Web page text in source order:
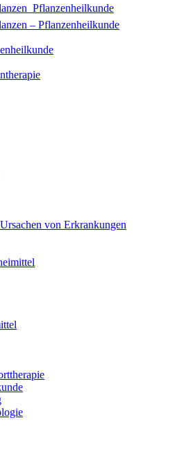
 Pflanzenheilkunde
– Pflanzenheilkunde
von Erkrankungen